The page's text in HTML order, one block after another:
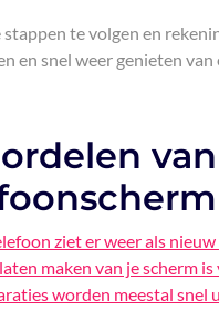
stappen te volgen en
en snel weer genieten
ziet er weer als
maken van je scherm
worden meestal